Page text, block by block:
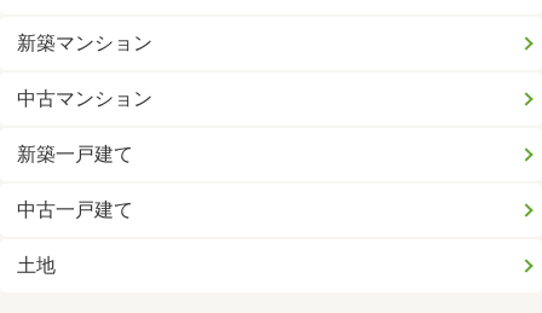
新築マンション
中古マンション
新築一戸建て
中古一戸建て
土地